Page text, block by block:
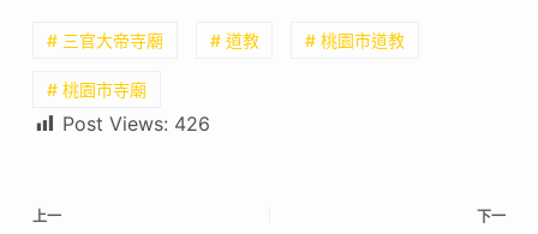
# 三官大帝寺廟 # 道教 # 桃園市道教
# 桃園市寺廟
Post Views: 426
上一 下一